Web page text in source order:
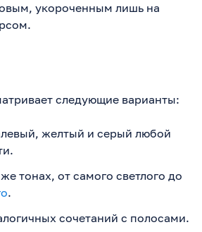
укороченным лишь на
следующие варианты:
желтый и серый любой
тонах, от самого светлого до
.
сочетаний с полосами.